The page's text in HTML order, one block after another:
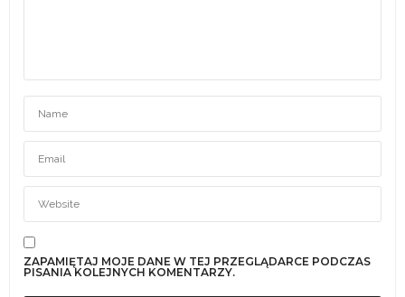
ZAPAMIĘTAJ MOJE DANE W TEJ PRZEGLĄDARCE PODCZAS
PISANIA KOLEJNYCH KOMENTARZY.